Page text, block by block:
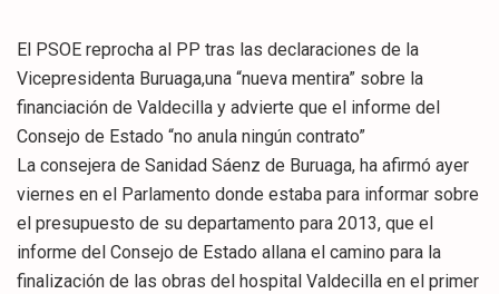
El PSOE reprocha al PP tras las declaraciones de la
Vicepresidenta Buruaga,una “nueva mentira” sobre la
financiación de Valdecilla y advierte que el informe del
Consejo de Estado “no anula ningún contrato”
La consejera de Sanidad Sáenz de Buruaga, ha afirmó ayer
viernes en el Parlamento donde estaba para informar sobre
el presupuesto de su departamento para 2013, que el
informe del Consejo de Estado allana el camino para la
finalización de las obras del hospital Valdecilla en el primer